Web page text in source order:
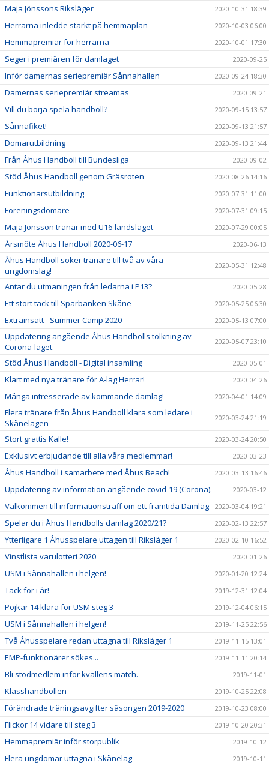
Maja Jönssons Riksläger 2020-10-31 18:39
Herrarna inledde starkt på hemmaplan 2020-10-03 06:00
Hemmapremiär för herrarna 2020-10-01 17:30
Seger i premiären för damlaget 2020-09-25
Inför damernas seriepremiär Sånnahallen 2020-09-24 18:30
Damernas seriepremiär streamas 2020-09-21
Vill du börja spela handboll? 2020-09-15 13:57
Sånnafiket! 2020-09-13 21:57
Domarutbildning 2020-09-13 21:44
Från Åhus Handboll till Bundesliga 2020-09-02
Stöd Åhus Handboll genom Gräsroten 2020-08-26 14:16
Funktionärsutbildning 2020-07-31 11:00
Föreningsdomare 2020-07-31 09:15
Maja Jönsson tränar med U16-landslaget 2020-07-29 00:05
Årsmöte Åhus Handboll 2020-06-17 2020-06-13
Åhus Handboll söker tränare till två av våra
ungdomslag!
2020-05-31 12:48
Antar du utmaningen från ledarna i P13? 2020-05-28
Ett stort tack till Sparbanken Skåne 2020-05-25 06:30
Extrainsatt - Summer Camp 2020 2020-05-13 07:00
Uppdatering angående Åhus Handbolls tolkning av
Corona-läget.
2020-05-07 23:10
Stöd Åhus Handboll - Digital insamling 2020-05-01
Klart med nya tränare för A-lag Herrar! 2020-04-26
Många intresserade av kommande damlag! 2020-04-01 14:09
Flera tränare från Åhus Handboll klara som ledare i
Skånelagen
2020-03-24 21:19
Stort grattis Kalle! 2020-03-24 20:50
Exklusivt erbjudande till alla våra medlemmar! 2020-03-23
Åhus Handboll i samarbete med Åhus Beach! 2020-03-13 16:46
Uppdatering av information angående covid-19 (Corona). 2020-03-12
Välkommen till informationsträff om ett framtida Damlag 2020-03-04 19:21
Spelar du i Åhus Handbolls damlag 2020/21? 2020-02-13 22:57
Ytterligare 1 Åhusspelare uttagen till Riksläger 1 2020-02-10 16:52
Vinstlista varulotteri 2020 2020-01-26
USM i Sånnahallen i helgen! 2020-01-20 12:24
Tack för i år! 2019-12-31 12:04
Pojkar 14 klara för USM steg 3 2019-12-04 06:15
USM i Sånnahallen i helgen! 2019-11-25 22:56
Två Åhusspelare redan uttagna till Riksläger 1 2019-11-15 13:01
EMP-funktionärer sökes... 2019-11-11 20:14
Bli stödmedlem inför kvällens match. 2019-11-01
Klasshandbollen 2019-10-25 22:08
Förändrade träningsavgifter säsongen 2019-2020 2019-10-23 08:00
Flickor 14 vidare till steg 3 2019-10-20 20:31
Hemmapremiär inför storpublik 2019-10-12
Flera ungdomar uttagna i Skånelag 2019-10-11